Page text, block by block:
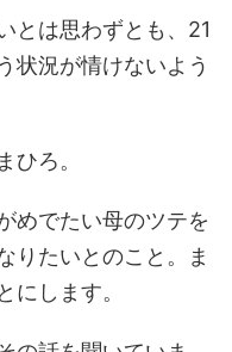
とは思わずとも、21
状況が情けないよう
ひろ。
めでたい母のツテを
りたいとのこと。ま
にします。